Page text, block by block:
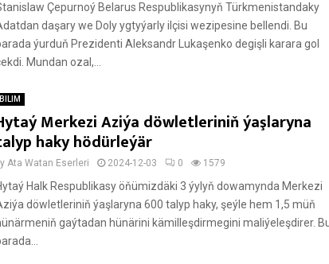
Çepurnoý Belarus Respublikasynyň Türkmenistandaky
daşary we Doly ygtyýarly ilçisi wezipesine bellendi. Bu
ýurduň Prezidenti Aleksandr Lukaşenko degişli karara gol
Mundan ozal,...
BILIM
Merkezi Aziýa döwletleriniň ýaşlaryna
haky hödürleýär
Ata Watan Eserleri 2024-12-03 0 1579
Halk Respublikasy öňümizdäki 3 ýylyň dowamynda Merkezi
döwletleriniň ýaşlaryna 600 talyp haky, şeýle hem 1,5 müň
gaýtadan hünärini kämilleşdirmegini maliýeleşdirer.